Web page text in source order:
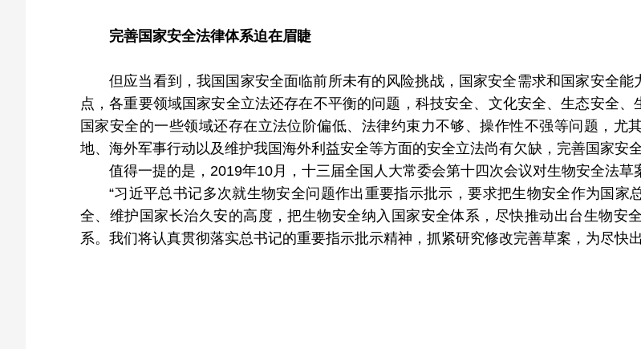
完善国家安全法律体系迫在眉睫
但应当看到，我国国家安全面临前所未有的风险挑战，国家安全需求和国家安全
点，各重要领域国家安全立法还存在不平衡的问题，科技安全、文化安全、生态安全
国家安全的一些领域还存在立法位阶偏低、法律约束力不够、操作性不强等问题，尤
地、海外军事行动以及维护我国海外利益安全等方面的安全立法尚有欠缺，完善国家安
值得一提的是，2019年10月，十三届全国人大常委会第十四次会议对生物安全法草
“习近平总书记多次就生物安全问题作出重要指示批示，要求把生物安全作为国
全、维护国家长治久安的高度，把生物安全纳入国家安全体系，尽快推动出台生物安
系。我们将认真贯彻落实总书记的重要指示批示精神，抓紧研究修改完善草案，为尽快